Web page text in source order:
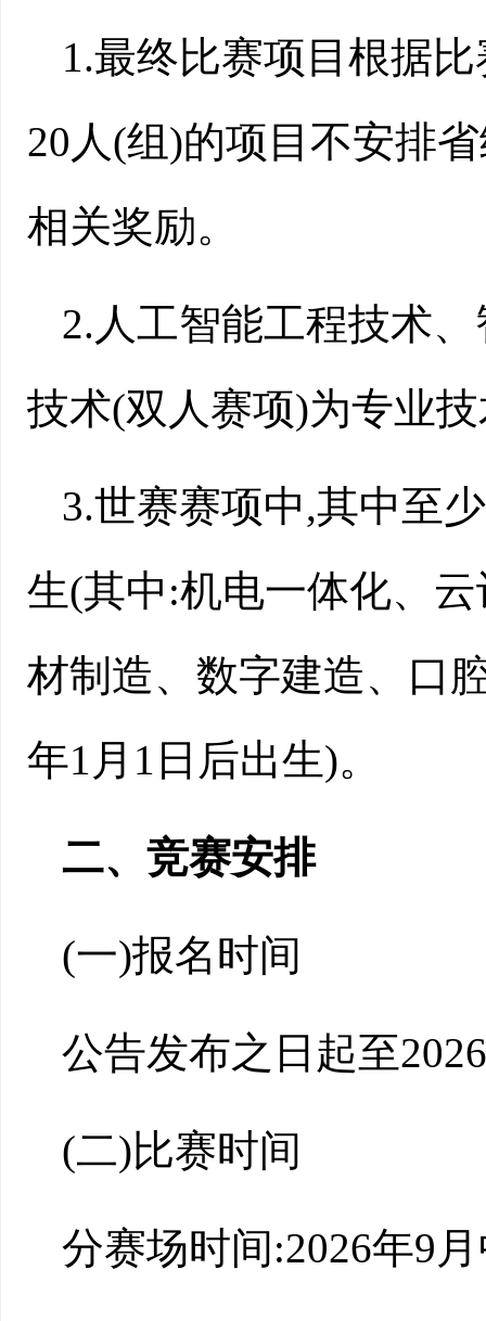
1.最终比赛项目根据
20人(组)的项目不安排
相关奖励。
2.人工智能工程技术
技术(双人赛项)为专业
3.世赛赛项中,其中至
生(其中:机电一体化、
材制造、数字建造、口
年1月1日后出生)。
二、竞赛安排
(一)报名时间
公告发布之日起至
(二)比赛时间
分赛场时间:2026年9